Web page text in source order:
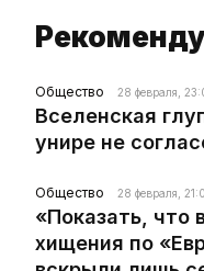
Общество 28 февраля,
Вселенская
унире не
Общество 28 февраля,
«Показать, что
хищения по